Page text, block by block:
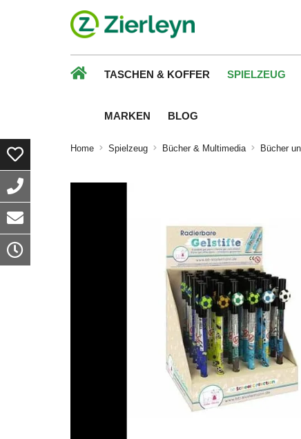
TASCHEN & KOFFER SPIELZEUG
MARKEN BLOG
Home Spielzeug Bücher & Multimedia Bücher